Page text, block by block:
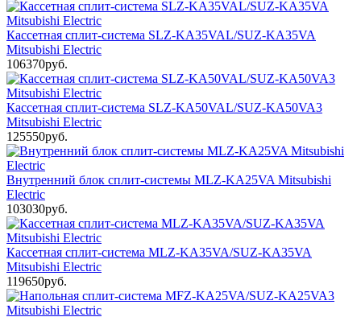
Кассетная сплит-система SLZ-KA35VAL/SUZ-KA35VA
Mitsubishi Electric
106370руб.
Кассетная сплит-система SLZ-KA50VAL/SUZ-KA50VA3
Mitsubishi Electric
125550руб.
Внутренний блок сплит-системы MLZ-KA25VA Mitsubishi
Electric
103030руб.
Кассетная сплит-система MLZ-KA35VA/SUZ-KA35VA
Mitsubishi Electric
119650руб.